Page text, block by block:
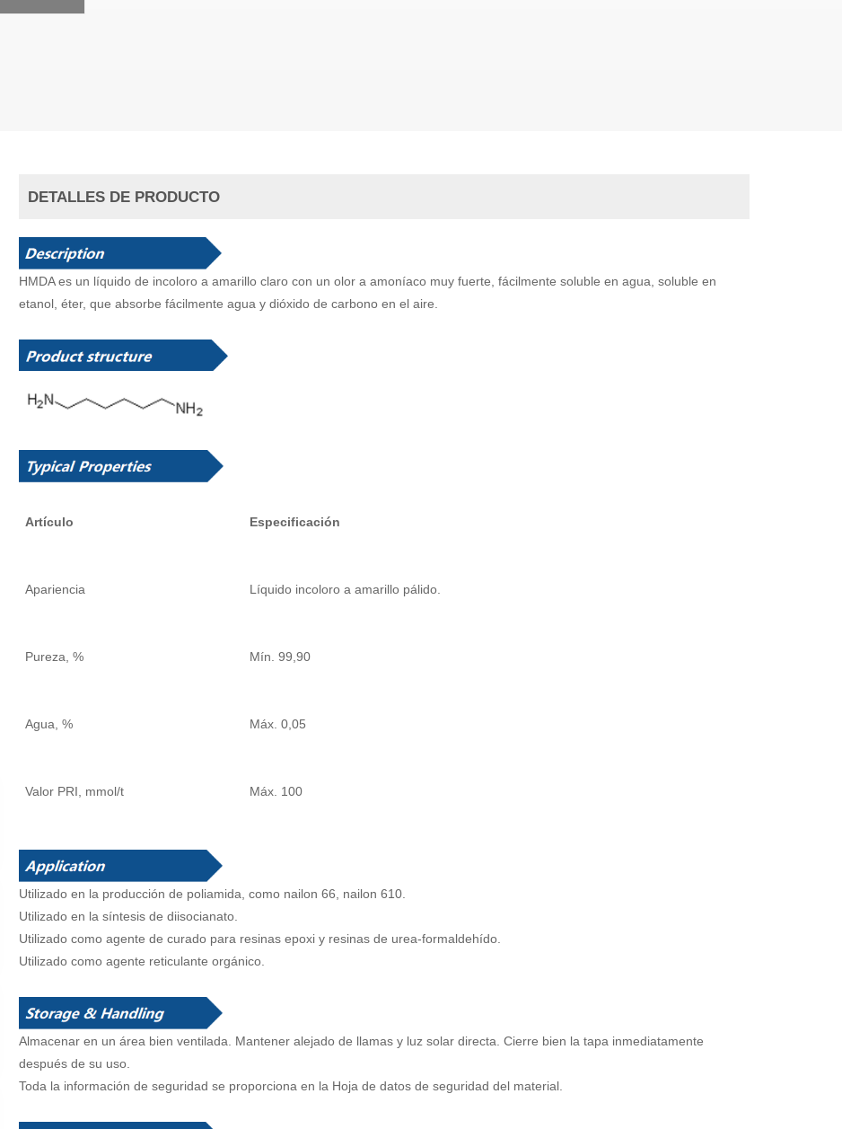
DETALLES DE PRODUCTO
HMDA es un líquido de incoloro a amarillo claro con un olor a amoníaco muy fuerte, fácilmente soluble en agua, soluble en
etanol, éter, que absorbe fácilmente agua y dióxido de carbono en el aire.
Artículo Especificación
Apariencia Líquido incoloro a amarillo pálido.
Pureza, % Mín. 99,90
Agua, % Máx. 0,05
Valor PRI, mmol/t Máx. 100
Utilizado en la producción de poliamida, como nailon 66, nailon 610.
Utilizado en la síntesis de diisocianato.
Utilizado como agente de curado para resinas epoxi y resinas de urea-formaldehído.
Utilizado como agente reticulante orgánico.
Almacenar en un área bien ventilada. Mantener alejado de llamas y luz solar directa. Cierre bien la tapa inmediatamente
después de su uso.
Toda la información de seguridad se proporciona en la Hoja de datos de seguridad del material.